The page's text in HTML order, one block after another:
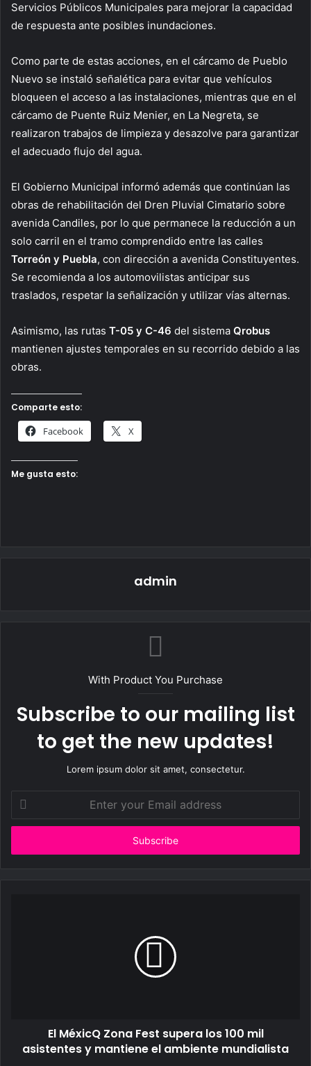
Servicios Públicos Municipales para mejorar la capacidad
de respuesta ante posibles inundaciones.
Como parte de estas acciones, en el cárcamo de Pueblo
Nuevo se instaló señalética para evitar que vehículos
bloqueen el acceso a las instalaciones, mientras que en el
cárcamo de Puente Ruiz Menier, en La Negreta, se
realizaron trabajos de limpieza y desazolve para garantizar
el adecuado flujo del agua.
El Gobierno Municipal informó además que continúan las
obras de rehabilitación del Dren Pluvial Cimatario sobre
avenida Candiles, por lo que permanece la reducción a un
solo carril en el tramo comprendido entre las calles
Torreón y Puebla, con dirección a avenida Constituyentes.
Se recomienda a los automovilistas anticipar sus
traslados, respetar la señalización y utilizar vías alternas.
Asimismo, las rutas T-05 y C-46 del sistema Qrobus
mantienen ajustes temporales en su recorrido debido a las
obras.
Comparte esto:
Facebook X
Me gusta esto:
admin
With Product You Purchase
Subscribe to our mailing list
to get the new updates!
Lorem ipsum dolor sit amet, consectetur.
your
Email
El MéxicQ Zona Fest supera los 100 mil
asistentes y mantiene el ambiente mundialista